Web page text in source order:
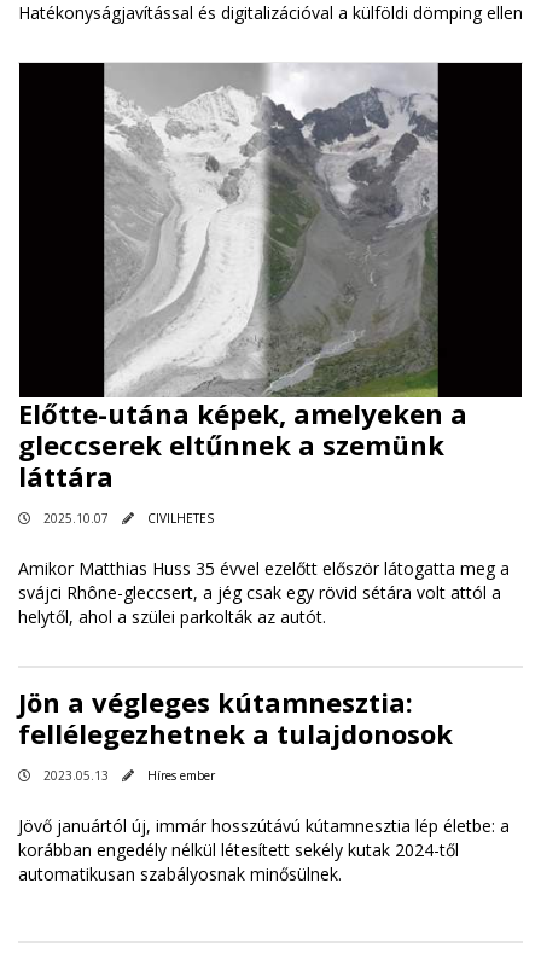
Hatékonyságjavítással és digitalizációval a külföldi dömping ellen
Előtte-utána képek, amelyeken a
gleccserek eltűnnek a szemünk
láttára
2025.10.07 CIVILHETES
Amikor Matthias Huss 35 évvel ezelőtt először látogatta meg a
svájci Rhône-gleccsert, a jég csak egy rövid sétára volt attól a
helytől, ahol a szülei parkolták az autót.
Jön a végleges kútamnesztia:
fellélegezhetnek a tulajdonosok
2023.05.13 Híres ember
Jövő januártól új, immár hosszútávú kútamnesztia lép életbe: a
korábban engedély nélkül létesített sekély kutak 2024-től
automatikusan szabályosnak minősülnek.